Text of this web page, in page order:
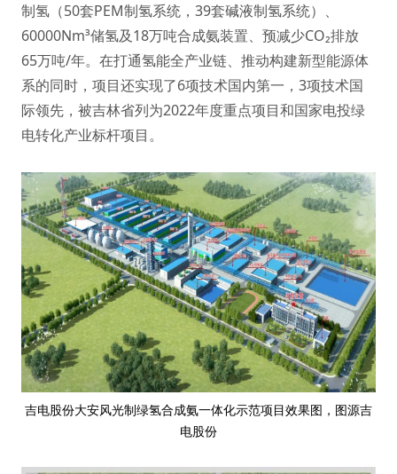
制氢（50套PEM制氢系统，39套碱液制氢系统）、
60000Nm³储氢及18万吨合成氨装置、预减少CO₂排放
65万吨/年。在打通氢能全产业链、推动构建新型能源体
系的同时，项目还实现了6项技术国内第一，3项技术国
际领先，被吉林省列为2022年度重点项目和国家电投绿
电转化产业标杆项目。
吉电股份大安风光制绿氢合成氨一体化示范项目效果图，图源吉
电股份